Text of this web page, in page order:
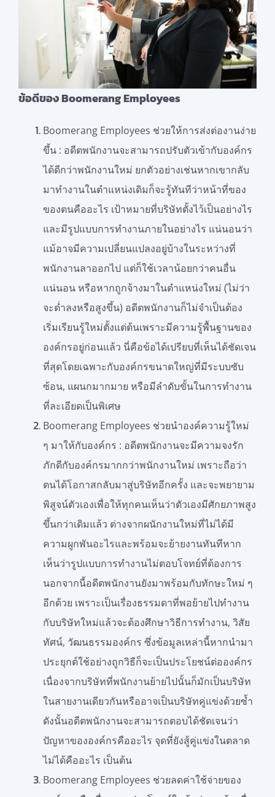
ข้อดีของBoomerang Employees
Boomerang Employees ช่วยให้การส่งต่องานง่าย
ขึ้น : อดีตพนักงานจะสามารถปรับตัวเข้ากับองค์กร
ได้ดีกว่าพนักงานใหม่ ยกตัวอย่างเช่นหากเขากลับ
มาทำงานในตำแหน่งเดิมก็จะรู้ทันทีว่าหน้าที่ของ
ของตนคืออะไร เป้าหมายที่บริษัทตั้งไว้เป็นอย่างไร
และมีรูปแบบการทำงานภายในอย่างไร แน่นอนว่า
แม้อาจมีความเปลี่ยนแปลงอยู่บ้างในระหว่างที่
พนักงานลาออกไป แต่ก็ใช้เวลาน้อยกว่าคนอื่น
แน่นอน หรือหากถูกจ้างมาในตำแหน่งใหม่ (ไม่ว่า
จะต่ำลงหรือสูงขึ้น) อดีตพนักงานก็ไม่จำเป็นต้อง
เริ่มเรียนรู้ใหม่ตั้งแต่ต้นเพราะมีความรู้พื้นฐานของ
องค์กรอยู่ก่อนแล้ว นี่คือข้อได้เปรียบที่เห็นได้ชัดเจน
ที่สุดโดยเฉพาะกับองค์กรขนาดใหญ่ที่มีระบบซับ
ซ้อน, แผนกมากมาย หรือมีลำดับขั้นในการทำงาน
ที่ละเอียดเป็นพิเศษ
Boomerang Employees ช่วยนำองค์ความรู้ใหม่
ๆ มาให้กับองค์กร : อดีตพนักงานจะมีความจงรัก
ภักดีกับองค์กรมากกว่าพนักงานใหม่ เพราะถือว่า
ตนได้โอกาสกลับมาสู่บริษัทอีกครั้ง และจะพยายาม
พิสูจน์ตัวเองเพื่อให้ทุกคนเห็นว่าตัวเองมีศักยภาพสูง
ขึ้นกว่าเดิมแล้ว ต่างจากผนักงานใหม่ที่ไม่ได้มี
ความผูกพันอะไรและพร้อมจะย้ายงานทันทีหาก
เห็นว่ารูปแบบการทำงานไม่ตอบโจทย์ที่ต้องการ
นอกจากนี้อดีตพนักงานยังมาพร้อมกับทักษะใหม่ ๆ
อีกด้วย เพราะเป็นเรื่องธรรมดาที่พอย้ายไปทำงาน
กับบริษัทใหม่แล้วจะต้องศึกษาวิธีการทำงาน, วิสัย
ทัศน์, วัฒนธรรมองค์กร ซึ่งข้อมูลเหล่านี้หากนำมา
ประยุกต์ใช้อย่างถูกวิธีก็จะเป็นประโยชน์ต่อองค์กร
เนื่องจากบริษัทที่พนักงานย้ายไปนั้นก็มักเป็นบริษัท
ในสายงานเดียวกันหรืออาจเป็นบริษัทคู่แข่งด้วยซ้ำ
ดังนั้นอดีตพนักงานจะสามารถตอบได้ชัดเจนว่า
ปัญหาขององค์กรคืออะไร จุดที่ยังสู้คู่แข่งในตลาด
ไม่ได้คืออะไร เป็นต้น
Boomerang Employees ช่วยลดค่าใช้จ่ายของ